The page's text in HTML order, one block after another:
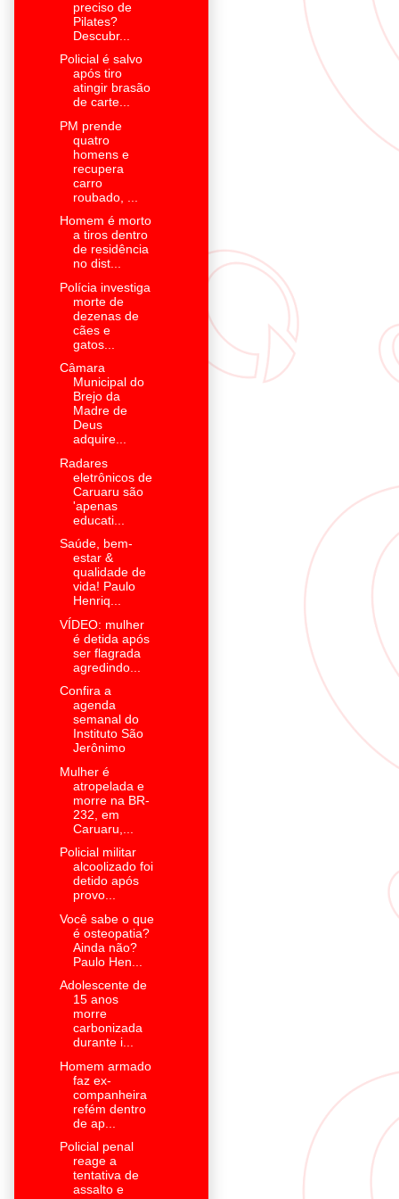
preciso de
Pilates?
Descubr...
Policial é salvo
após tiro
atingir brasão
de carte...
PM prende
quatro
homens e
recupera
carro
roubado, ...
Homem é morto
a tiros dentro
de residência
no dist...
Polícia investiga
morte de
dezenas de
cães e
gatos...
Câmara
Municipal do
Brejo da
Madre de
Deus
adquire...
Radares
eletrônicos de
Caruaru são
'apenas
educati...
Saúde, bem-
estar &
qualidade de
vida! Paulo
Henriq...
VÍDEO: mulher
é detida após
ser flagrada
agredindo...
Confira a
agenda
semanal do
Instituto São
Jerônimo
Mulher é
atropelada e
morre na BR-
232, em
Caruaru,...
Policial militar
alcoolizado foi
detido após
provo...
Você sabe o que
é osteopatia?
Ainda não?
Paulo Hen...
Adolescente de
15 anos
morre
carbonizada
durante i...
Homem armado
faz ex-
companheira
refém dentro
de ap...
Policial penal
reage a
tentativa de
assalto e